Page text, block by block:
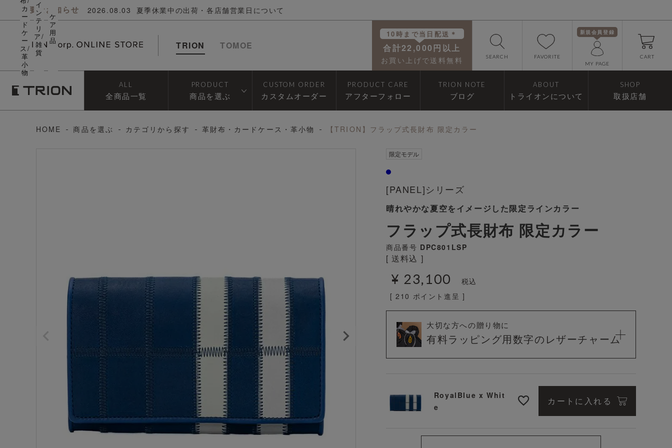
重要なお知らせ 2026.08.03 夏季休業中の出荷・各店舗営業日について
TRION TOMOE
10時まで当日配送＊
合計22,000円以上
お買い上げで送料無料 SEARCH FAVORITE
新規会員登録
MY PAGE
CART
ALL
全商品一覧
PRODUCT
商品を選ぶ
CUSTOM ORDER
カスタムオーダー
PRODUCT CARE
アフターフォロー
TRION NOTE
ブログ
ABOUT
トライオンについて
SHOP
取扱店舗
カ
ー
ド
ケ
ー
ス/
革
小
物
イ
ン
テ
リ
ア/
雑
貨
ケ
ア
用
品
HOME 商品を選ぶ カテゴリから探す 革財布・カードケース・革小物 【TRION】フラップ式長財布 限定カラー
限定モデル
[PANEL]シリーズ
晴れやかな夏空をイメージした限定ラインカラー
フラップ式長財布 限定カラー
商品番号 DPC801LSP
送料込
¥ 23,100
税込
[ 210 ポイント進呈 ]
大切な方への贈り物に
有料ラッピング用数字のレザーチャーム
RoyalBlue x Whit
e
カートに入れる